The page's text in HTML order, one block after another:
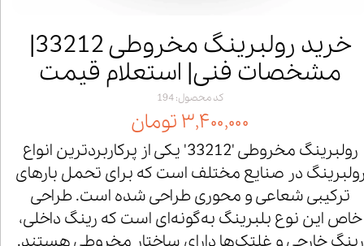
خرید رولبرینگ مخروطی 33212|
مشخصات فنی| استعلام قیمت
کد محصول: 194
۳,۴۰۰,۰۰۰ تومان
رولبرینگ مخروطی '33212' یکی از پرکاربردترین انواع
در صنایع مختلف است که برای تحمل بارهای
ترکیبی شعاعی و محوری طراحی شده است. طراحی
خاص این نوع بلبرینگ به‌گونه‌ای است که رینگ داخلی،